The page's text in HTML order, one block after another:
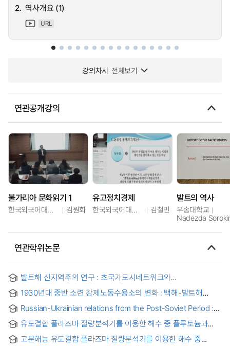
2. 역사개요 (1)
URL
강의차시 전체보기
연관공개강의
불가리아 문화읽기 1
한국외국어대학교 김원회
유고정치경제
한국외국어대학교 김철민
발트의 역사
우송대학교
Nadezda
연관학위논문
발트해 신지역주의 연구 : 초국가도시네트워크와
rim: transnational city-networks and cross-border regional
cooperations
1930년대 중반 소련 강제노동수용소의 변화 : 백해-발트해
중심으로
Russian-Ukrainian relations from the Post-Soviet Period :
소비에트 시대 이후의 러시아-우크라이나 관계 : 우크라이나
주권 변화를 중심으로
유도결합 플라즈마 질량분석기를 이용한 해수 중 플루토늄과
Determination of plutonium and netunium in seawater by
고분해능 유도결합 플라즈마 질량분석기를 이용한 해수 중